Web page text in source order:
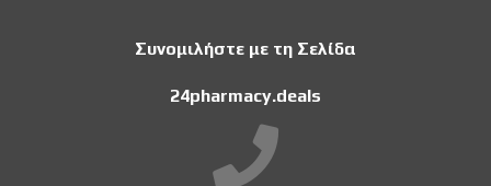
Συνομιλήστε με τη Σελίδα
24pharmacy.deals